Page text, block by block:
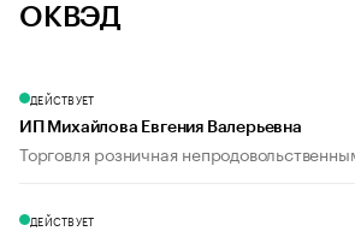
ОКВЭД
ДЕЙСТВУЕТ
ИП Михайлова Евгения Валерьевна
Торговля розничная
ДЕЙСТВУЕТ